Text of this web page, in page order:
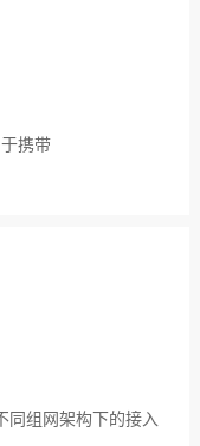
携带
同组网架构下的接入